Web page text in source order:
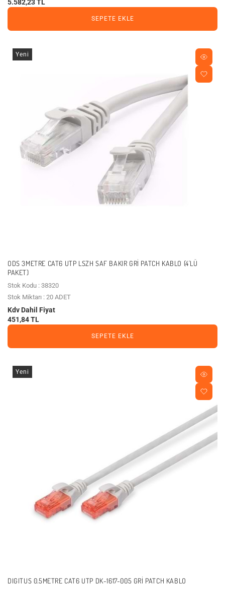
5.582,23 TL
SEPETE EKLE
Yeni
ODS 3METRE CAT6 UTP LSZH SAF BAKIR GRI PATCH KABLO (4'LÜ
PAKET)
Stok Kodu : 38320
Stok Miktarı : 20 ADET
Kdv Dahil Fiyat
451,84 TL
SEPETE EKLE
Yeni
DIGITUS 0.5METRE CAT6 UTP DK-1617-005 GRI PATCH KABLO